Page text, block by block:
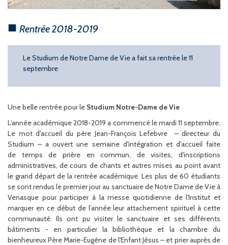
Rentrée 2018-2019
Le Studium de Notre Dame de Vie a fait sa rentrée le 11
septembre
Une belle rentrée pour le Studium Notre-Dame de Vie
L’année académique 2018-2019 a commencé le mardi 11 septembre.
Le mot d'accueil du père Jean-François Lefebvre
–directeur du
Studium – a ouvert une semaine d'intégration et d'accueil faite
de temps de prière en commun, de visites, d'inscriptions
administratives, de cours de chants et autres mises au point avant
le grand départ de la rentrée académique. Les plus de 60 étudiants
se sont rendus le premier jour au sanctuaire de Notre Dame de Vie à
Venasque pour participer à la messe quotidienne de l'Institut et
marquer en ce début de l’année leur attachement spirituel à cette
communauté. Ils ont pu visiter le sanctuaire et ses différents
bâtiments - en particulier la bibliothèque et la chambre du
bienheureux Père Marie-Eugène de l'Enfant Jésus – et prier auprès de